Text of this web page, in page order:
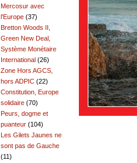
Mercosur avec
l'Europe (37)
Bretton Woods II,
Green New Deal,
Système Monétaire
International (26)
Zone Hors AGCS,
hors ADPIC (22)
Constitution, Europe
solidaire (70)
Peurs, dogme et
puanteur (104)
Les Gilets Jaunes ne
sont pas de Gauche
(11)